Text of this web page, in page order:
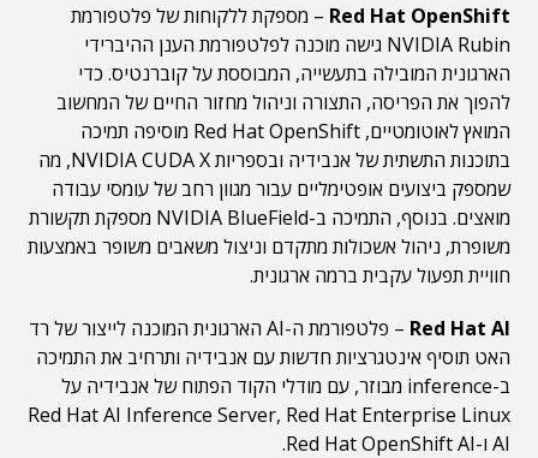
Red Hat OpenShift – מספקת ללקוחות של פלטפורמת
NVIDIA Rubin גישה מוכנה לפלטפורמת הענן ההיברידי
הארגונית המובילה בתעשייה, המבוססת על קוברנטיס. כדי
להפוך את הפריסה, התצורה וניהול מחזור החיים של המחשוב
המואץ לאוטומטיים, Red Hat OpenShift מוסיפה תמיכה
בתוכנות התשתית של אנבידיה ובספריות NVIDIA CUDA X, מה
שמספק ביצועים אופטימליים עבור מגוון רחב של עומסי עבודה
מואצים. בנוסף, התמיכה ב-NVIDIA BlueField מספקת תקשורת
משופרת, ניהול אשכולות מתקדם וניצול משאבים משופר באמצעות
חוויית תפעול עקבית ברמה ארגונית.
Red Hat AI
– פלטפורמת ה-AI הארגונית המוכנה לייצור של רד
האט תוסיף אינטגרציות חדשות עם אנבידיה ותרחיב את התמיכה
ב-inference מבוזר, עם מודלי הקוד הפתוח של אנבידיה על
Red Hat AI Inference Server, Red Hat Enterprise Linux
AI ו-Red Hat OpenShift AI.